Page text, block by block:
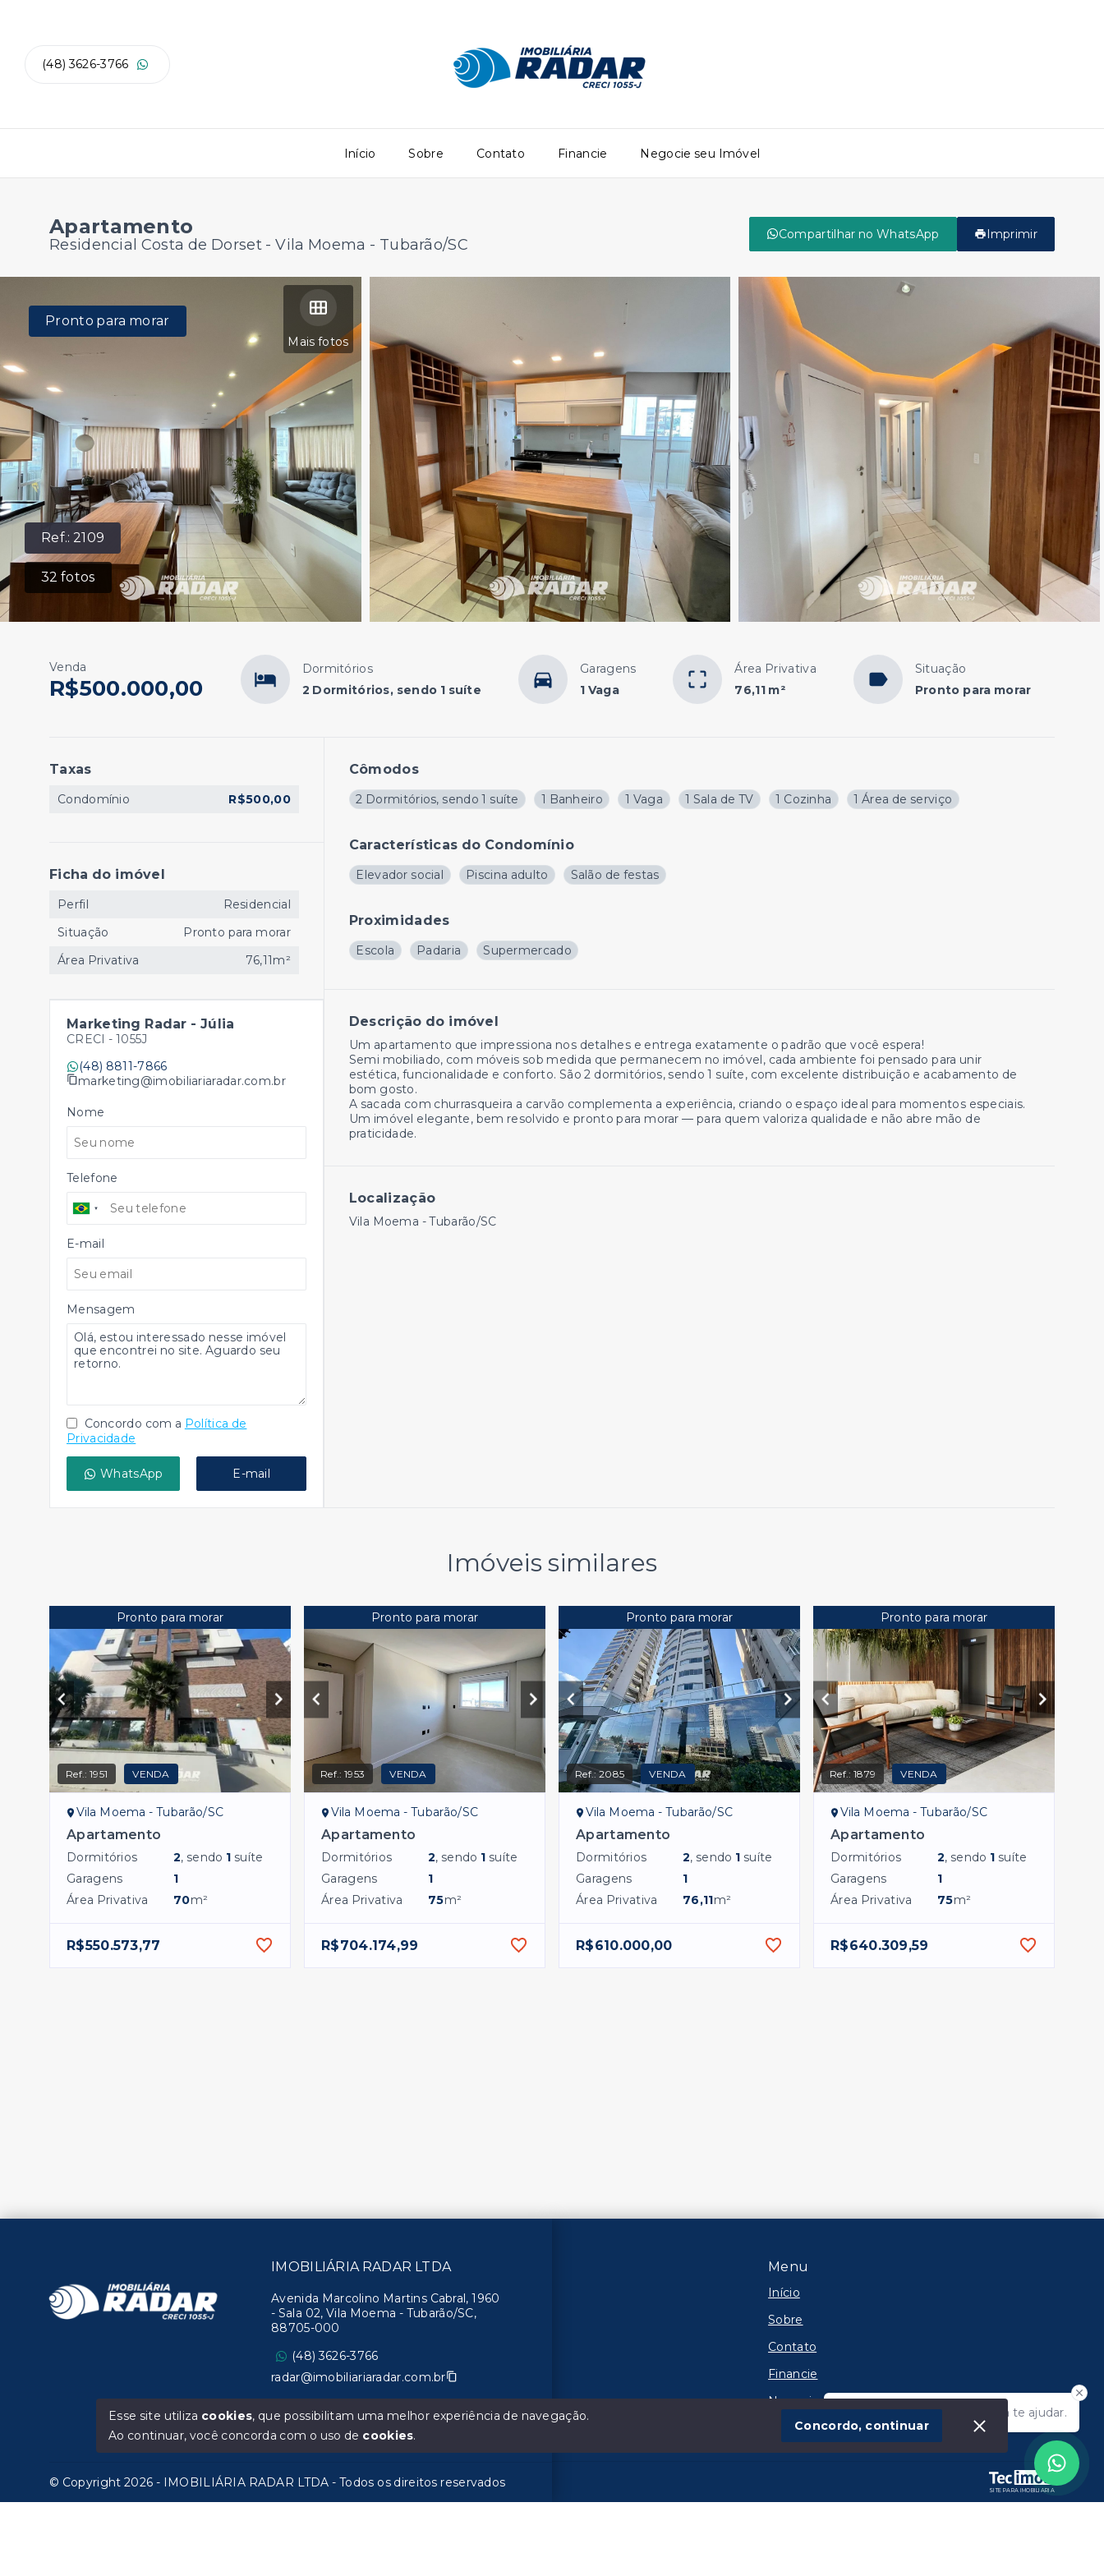
(48) 3626-3766
Início Sobre Contato Financie Negocie seu Imóvel
Apartamento
Residencial Costa de Dorset -Vila Moema - Tubarão/SC
Compartilhar no WhatsApp Imprimir
Ref.: 2109
32 fotos
Mais fotos
Pronto para morar
Venda
R$500.000,00
Dormitórios
2 Dormitórios, sendo 1 suíte
Garagens
1 Vaga
Área Privativa
76,11 m²
Situação
Pronto para morar
Cômodos
2 Dormitórios, sendo 1 suíte 1 Banheiro 1 Vaga 1 Sala de TV 1 Cozinha 1 Área de serviço
Características do Condomínio
Elevador social Piscina adulto Salão de festas
Proximidades
Escola Padaria Supermercado
Descrição do imóvel
Um apartamento que impressiona nos detalhes e entrega exatamente o padrão que você espera!
Semi mobiliado, com móveis sob medida que permanecem no imóvel, cada ambiente foi pensado para unir
estética, funcionalidade e conforto. São 2 dormitórios, sendo 1 suíte, com excelente distribuição e acabamento de
bom gosto.
A sacada com churrasqueira a carvão complementa a experiência, criando o espaço ideal para momentos especiais.
Um imóvel elegante, bem resolvido e pronto para morar — para quem valoriza qualidade e não abre mão de
praticidade.
Localização
Vila Moema - Tubarão/SC
Taxas
Condomínio R$500,00
Ficha do imóvel
Perfil
Residencial
Situação
Pronto para morar
Área Privativa
76,11m²
Marketing Radar - Júlia
CRECI - 1055J
(48) 8811-7866
marketing@imobiliariaradar.com.br
Nome
Telefone
E-mail
Mensagem
Concordo com a Política de
Privacidade
WhatsApp E-mail
Imóveis similares
Pronto para morar
Ref.:1951 VENDA
Vila Moema - Tubarão/SC
Apartamento
Dormitórios 2, sendo 1 suíte
Garagens
1
Área Privativa
70m²
R$550.573,77
Pronto para morar
Ref.:1953 VENDA
Vila Moema - Tubarão/SC
Apartamento
Dormitórios 2, sendo 1 suíte
Garagens
1
Área Privativa
75m²
R$704.174,99
Pronto para morar
Ref.:2085 VENDA
Vila Moema - Tubarão/SC
Apartamento
Dormitórios 2, sendo 1 suíte
Garagens
1
Área Privativa
76,11m²
R$610.000,00
Pronto para morar
Ref.:1879 VENDA
Vila Moema - Tubarão/SC
Apartamento
Dormitórios 2, sendo 1 suíte
Garagens
1
Área Privativa
75m²
R$640.309,59
Olá! Estamos disponíveis para te ajudar.
Menu
Início
Sobre
Contato
Financie
Negocie seu Imóvel
SITE PARA IMOBILIARIA
IMOBILIÁRIA RADAR LTDA
Avenida Marcolino Martins Cabral, 1960
- Sala 02, Vila Moema - Tubarão/SC,
88705-000
(48) 3626-3766
radar@imobiliariaradar.com.br
CRECI: 1055-J
© Copyright 2026 - IMOBILIÁRIA RADAR LTDA - Todos os direitos reservados
Esse site utiliza cookies, que possibilitam uma melhor experiência de navegação.
Ao continuar, você concorda com o uso de cookies.
Concordo, continuar